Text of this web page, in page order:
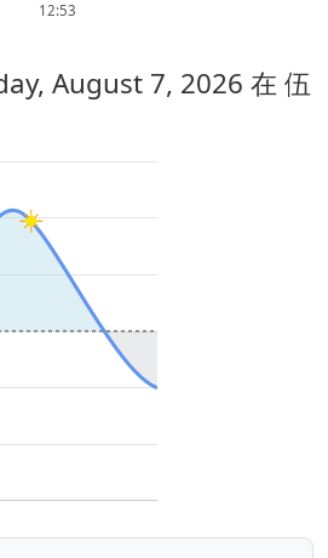
12:53
August 7, 2026 在 伍